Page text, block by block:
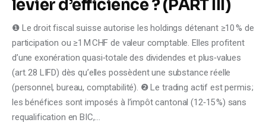
levier d’efficience ? (PART III)
❶ Le droit fiscal suisse autorise les holdings détenant ≥10 % de
participation ou ≥1 M CHF de valeur comptable. Elles profitent
d’une exonération quasi‑totale des dividendes et plus‑values
(art. 28 LIFD) dès qu’elles possèdent une substance réelle
(personnel, bureau, comptabilité). ❷ Le trading actif est permis ;
les bénéfices sont imposés à l’impôt cantonal (12‑15 %) sans
requalification en BIC,…